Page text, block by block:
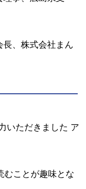
、株式会社まん
いただきました ア
むことが趣味とな